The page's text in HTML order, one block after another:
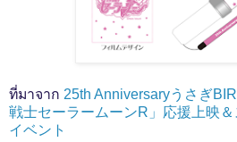
ที่มาจาก 25th Anniversaryうさぎ
戦士セーラームーンR」応援上映
イベント